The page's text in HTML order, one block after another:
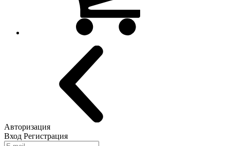
Авторизация
Вход Регистрация